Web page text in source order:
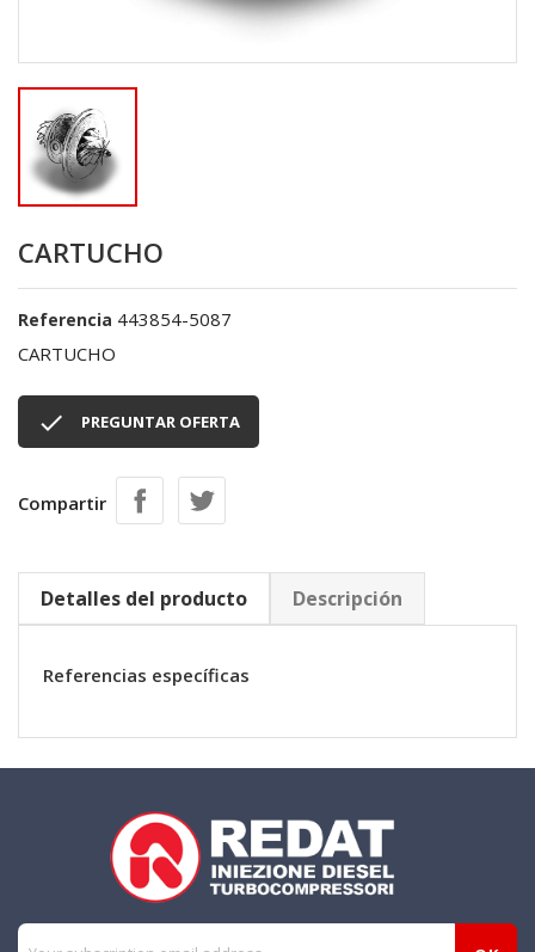
CARTUCHO
Referencia 443854-5087
CARTUCHO
 PREGUNTAR OFERTA
Compartir
Detalles del producto Descripción
Referencias específicas